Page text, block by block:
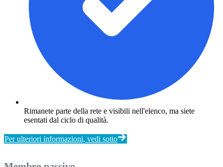
Rimanete parte della rete e visibili nell'elenco, ma siete
esentati dal ciclo di qualità.
Per ulteriori informazioni, vedi sotto